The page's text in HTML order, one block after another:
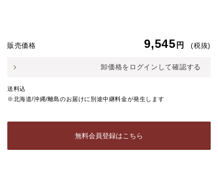
販売価格 9,545 円 (税抜)
卸価格をログインして確認する
送料込
※北海道/沖縄/離島のお届けに別途中継料金が発生します
無料会員登録はこちら